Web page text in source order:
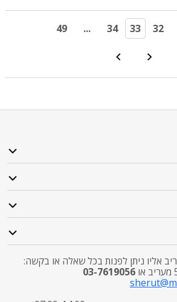
49 ... 34 33 32
אליו ניתן לפנות בכל שאלה או בקשה:
03-7619056